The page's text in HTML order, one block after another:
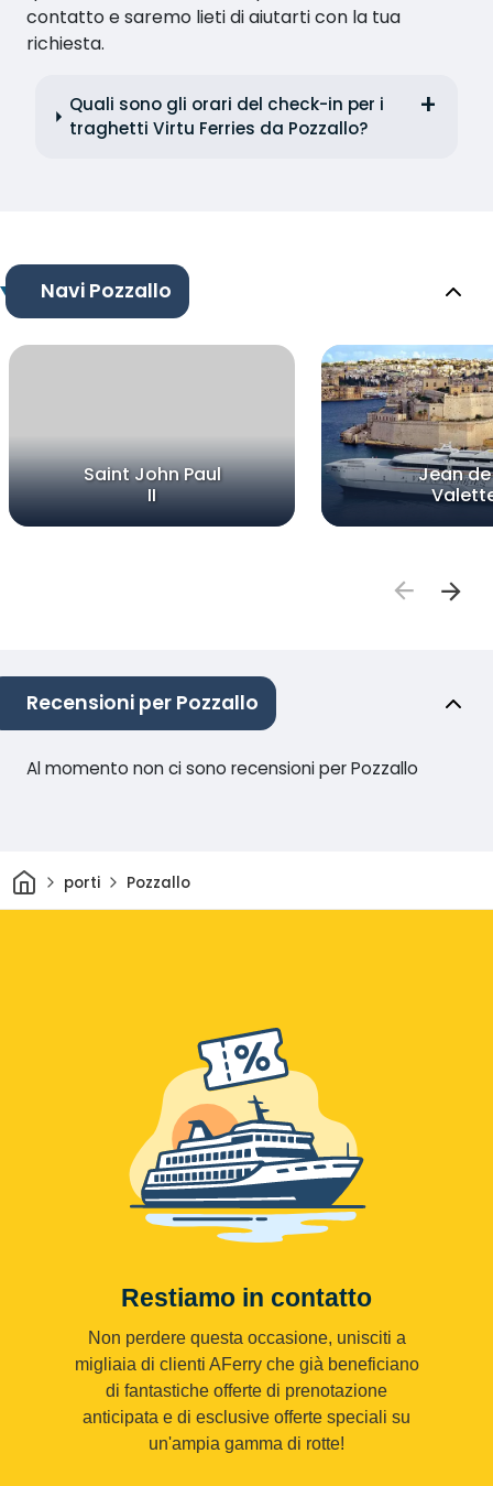
contatto e saremo lieti di aiutarti con la tua
richiesta.
Quali sono gli orari del check-in per i
traghetti Virtu Ferries da Pozzallo?
Navi Pozzallo
Saint John Paul
II
Jean
Recensioni per Pozzallo
Al momento non ci sono recensioni per Pozzallo
Casaporti Pozzallo
Restiamo in contatto
Non perdere questa occasione, unisciti a
migliaia di clienti AFerry che già beneficiano
di fantastiche offerte di prenotazione
anticipata e di esclusive offerte speciali su
un'ampia gamma di rotte!